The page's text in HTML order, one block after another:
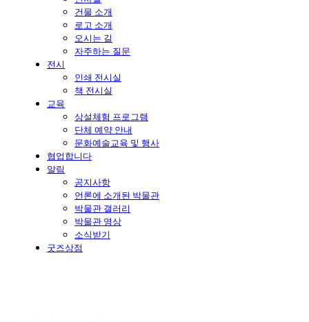
건물 소개
로고 소개
오시는 길
자주하는 질문
전시
인쇄 전시실
책 전시실
교육
상설체험 프로그램
단체 예약 안내
문화예술교육 및 행사
협업합니다
알림
공지사항
언론에 소개된 박물관
박물관 갤러리
박물관 영상
소식받기
굿즈상점